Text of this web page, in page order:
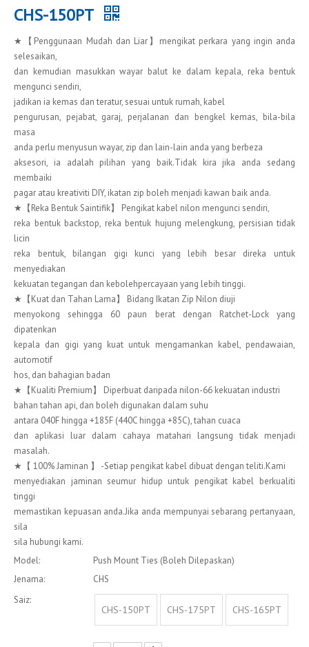
CHS-150PT
★【Penggunaan Mudah dan Liar】mengikat perkara yang ingin anda
selesaikan,
dan kemudian masukkan wayar balut ke dalam kepala, reka bentuk
mengunci sendiri,
jadikan ia kemas dan teratur, sesuai untuk rumah, kabel
pengurusan, pejabat, garaj, perjalanan dan bengkel kemas, bila-bila
masa
anda perlu menyusun wayar, zip dan lain-lain anda yang berbeza
aksesori, ia adalah pilihan yang baik.Tidak kira jika anda sedang
membaiki
pagar atau kreativiti DIY, ikatan zip boleh menjadi kawan baik anda.
★【Reka Bentuk Saintifik】 Pengikat kabel nilon mengunci sendiri,
reka bentuk backstop, reka bentuk hujung melengkung, persisian tidak
licin
reka bentuk, bilangan gigi kunci yang lebih besar direka untuk
menyediakan
kekuatan tegangan dan kebolehpercayaan yang lebih tinggi.
★【Kuat dan Tahan Lama】 Bidang Ikatan Zip Nilon diuji
menyokong sehingga 60 paun berat dengan Ratchet-Lock yang
dipatenkan
kepala dan gigi yang kuat untuk mengamankan kabel, pendawaian,
automotif
hos, dan bahagian badan
★【Kualiti Premium】 Diperbuat daripada nilon-66 kekuatan industri
bahan tahan api, dan boleh digunakan dalam suhu
antara 040F hingga +185F (440C hingga +85C), tahan cuaca
dan aplikasi luar dalam cahaya matahari langsung tidak menjadi
masalah.
★【 100% Jaminan 】 -Setiap pengikat kabel dibuat dengan teliti.Kami
menyediakan jaminan seumur hidup untuk pengikat kabel berkualiti
tinggi
memastikan kepuasan anda.Jika anda mempunyai sebarang pertanyaan,
sila
sila hubungi kami.
Model:
Push Mount Ties (Boleh Dilepaskan)
Jenama:
CHS
Saiz:
CHS-150PT CHS-175PT CHS-165PT